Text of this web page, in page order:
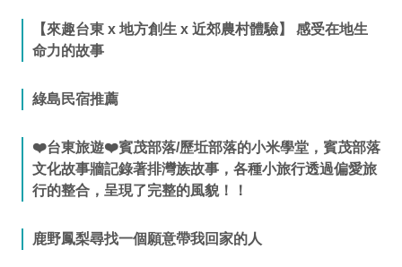
【來趣台東 x 地方創生 x 近郊農村體驗】 感受在地生
命力的故事
綠島民宿推薦
❤️台東旅遊❤️賓茂部落/歷坵部落的小米學堂，賓茂部落
文化故事牆記錄著排灣族故事，各種小旅行透過偏愛旅
行的整合，呈現了完整的風貌！！
鹿野鳳梨尋找一個願意帶我回家的人